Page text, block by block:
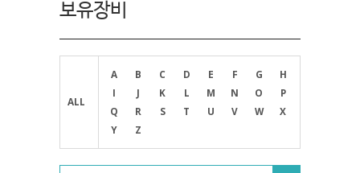
보유장비
ALL
A B C D E F G
H
I
J K L M N O
P
Q
R S T U V W
X
Y
Z